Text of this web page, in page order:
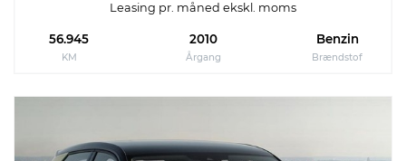
Leasing pr. måned ekskl. moms
56.945
KM
2010
Årgang
Benzin
Brændstof